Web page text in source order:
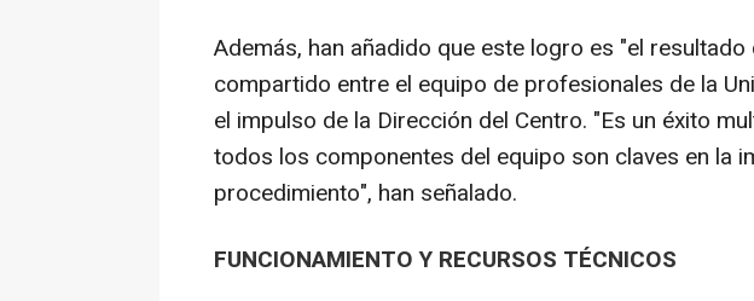
Además, han añadido que este logro es "el resultado
compartido entre el equipo de profesionales de la
el impulso de la Dirección del Centro. "Es un éxito
todos los componentes del equipo son claves en la
procedimiento", han señalado.
FUNCIONAMIENTO Y RECURSOS TÉCNICOS